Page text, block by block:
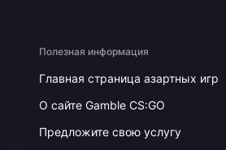
Полезная информация
Главная страница азартных игр
О сайте Gamble CS:GO
Предложите свою услугу